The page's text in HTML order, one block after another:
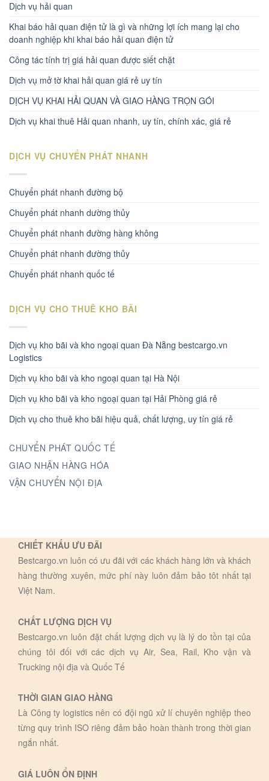
Dịch vụ hải quan
Khai báo hải quan điện tử là gì và những lợi ích mang lại cho
doanh nghiệp khi khai báo hải quan điện tử
Công tác tính trị giá hải quan được siết chặt
Dịch vụ mở tờ khai hải quan giá rẻ uy tín
DỊCH VỤ KHAI HẢI QUAN VÀ GIAO HÀNG TRỌN GÓI
Dịch vụ khai thuê Hải quan nhanh, uy tín, chính xác, giá rẻ
DỊCH VỤ CHUYỂN PHÁT NHANH
Chuyển phát nhanh đường bộ
Chuyển phát nhanh dường thủy
Chuyển phát nhanh đường hàng không
Chuyển phát nhanh đường thủy
Chuyển phát nhanh quốc tế
DỊCH VỤ CHO THUÊ KHO BÃI
Dịch vụ kho bãi và kho ngoại quan Đà Nẵng bestcargo.vn
Logistics
Dịch vụ kho bãi và kho ngoại quan tại Hà Nội
Dịch vụ kho bãi và kho ngoại quan tại Hải Phòng giá rẻ
Dịch vụ cho thuê kho bãi hiệu quả, chất lượng, uy tín giá rẻ
CHUYỂN PHÁT QUỐC TẾ
GIAO NHẬN HÀNG HÓA
VẬN CHUYỂN NỘI ĐỊA
CHIẾT KHẤU ƯU ĐÃI
Bestcargo.vn luôn có ưu đãi với các khách hàng lớn và khách
hàng thường xuyên, mức phí này luôn đảm bảo tôt nhất tại
Việt Nam.
CHẤT LƯỢNG DỊCH VỤ
Bestcargo.vn luôn đặt chất lượng dịch vụ là lý do tồn tại của
chúng tôi đối với các dịch vụ Air, Sea, Rail, Kho vận và
Trucking nội địa và Quốc Tế
THỜI GIAN GIAO HÀNG
Là Công ty logistics nên có đội ngũ xử lí chuyên nghiệp theo
từng quy trình ISO riêng đảm bảo hoàn thành trong thời gian
ngắn nhất.
GIÁ LUÔN ỔN ĐỊNH